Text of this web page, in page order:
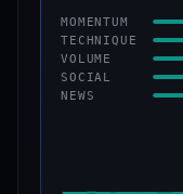
VS ATH
−42,1 %
CONFIANCE
MOMENTUM
TECHNIQUE
VOLUME
SOCIAL
NEWS